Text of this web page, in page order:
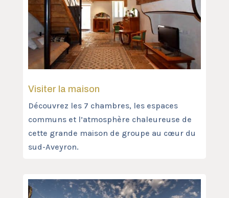
Visiter la maison
Découvrez les 7 chambres, les espaces
communs et l’atmosphère chaleureuse de
cette grande maison de groupe au cœur du
sud-Aveyron.